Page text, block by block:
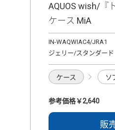
AQUOS wish/『
ケース MiA
IN-WAQWIAC4/JRA1
ジェリー/スタンダード
ケース ソ
参考価格￥2,640
販